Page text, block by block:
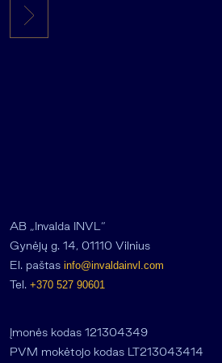
AB „Invalda INVL“
Gynėjų g. 14, 01110 Vilnius
El. paštas info@invaldainvl.com
Tel. +370 527 90601
Įmonės kodas 121304349
PVM mokėtojo kodas LT213043414